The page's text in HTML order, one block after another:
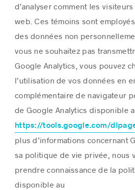
d’analyser comment les
web. Ces témoins sont
des données non
vous ne souhaitez pas
Google Analytics, vous pouvez
l’utilisation de vos données en
complémentaire de navigateur
de Google Analytics disponible
https://tools.google.com/
plus d’informations concernant
sa politique de vie privée, nous
prendre connaissance de la
disponible au